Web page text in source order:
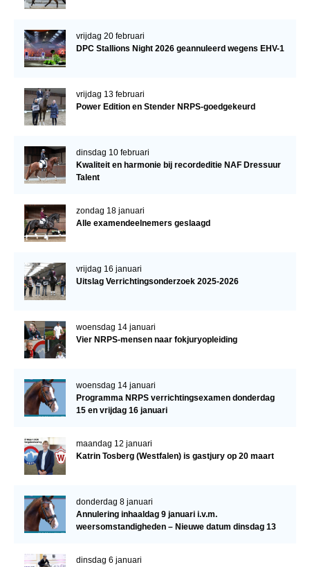
vrijdag 20 februari
DPC Stallions Night 2026 geannuleerd wegens EHV-1
vrijdag 13 februari
Power Edition en Stender NRPS-goedgekeurd
dinsdag 10 februari
Kwaliteit en harmonie bij recordeditie NAF Dressuur
Talent
zondag 18 januari
Alle examendeelnemers geslaagd
vrijdag 16 januari
Uitslag Verrichtingsonderzoek 2025-2026
woensdag 14 januari
Vier NRPS-mensen naar fokjuryopleiding
woensdag 14 januari
Programma NRPS verrichtingsexamen donderdag
15 en vrijdag 16 januari
maandag 12 januari
Katrin Tosberg (Westfalen) is gastjury op 20 maart
donderdag 8 januari
Annulering inhaaldag 9 januari i.v.m.
weersomstandigheden – Nieuwe datum dinsdag 13
dinsdag 6 januari